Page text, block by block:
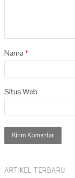
Nama*
Situs Web
ARTIKEL TERBARU: